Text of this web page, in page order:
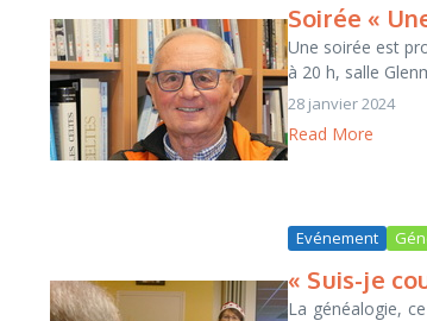
Soirée «
Une soirée est
à 20 h, salle
28 janvier 2024
Read More
Evénement
« Suis-je
La généalogie,